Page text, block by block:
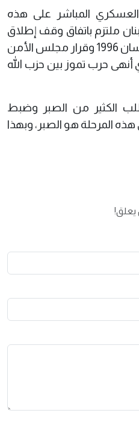
المباشر على هذه
ملتزم باتفاق وقف إطلاق
النار"، في إشارة إلى تفاهم نيسان 1996 وقرار مجلس الأمن
عام 2006، والذي أنهى حرب تموز بين حزب الله
الكثير من الصبر وضبط
المرحلة هو الصبر، وبهذا
يعلق!